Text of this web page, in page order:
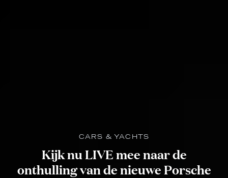
CARS & YACHTS
Kijk nu LIVE mee naar de
onthulling van de nieuwe Porsche